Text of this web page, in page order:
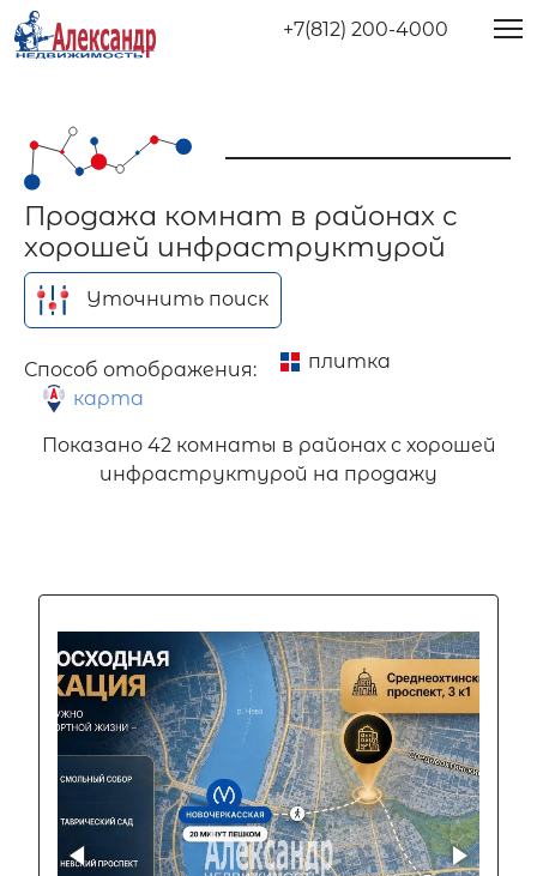
+7(812) 200-4000
Продажа комнат в районах с
хорошей инфраструктурой
Уточнить поиск
Способ отображения:
плитка
карта
Показано 42 комнаты в районах с хорошей
инфраструктурой на продажу